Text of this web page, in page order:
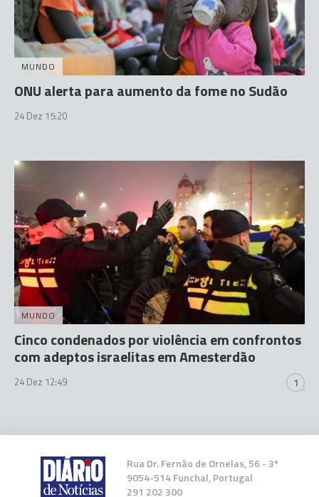
MUNDO
ONU alerta para aumento da fome no Sudão
24 Dez 15:20
MUNDO
Cinco condenados por violência em confrontos
com adeptos israelitas em Amesterdão
24 Dez 12:49 1
Rua Dr. Fernão de Ornelas, 56 - 3º
9054-514 Funchal, Portugal
291 202 300